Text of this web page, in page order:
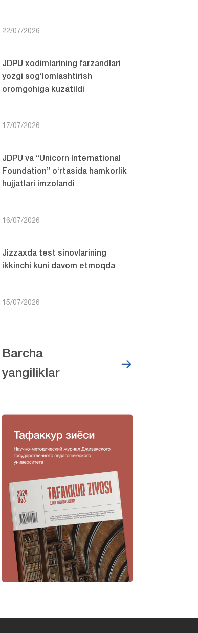
22/07/2026
JDPU xodimlarining farzandlari
yozgi sog‘lomlashtirish
oromgohiga kuzatildi
17/07/2026
JDPU va “Unicorn International
Foundation” o‘rtasida hamkorlik
hujjatlari imzolandi
16/07/2026
Jizzaxda test sinovlarining
ikkinchi kuni davom etmoqda
15/07/2026
Barcha
yangiliklar